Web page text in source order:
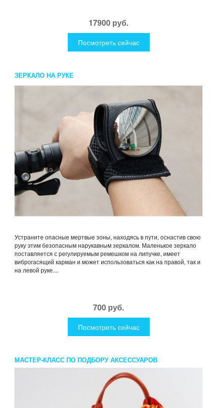
17900 руб.
Посмотреть сейчас
ЗЕРКАЛО НА РУКЕ
Устраните опасные мертвые зоны, находясь в пути, оснастив свою
руку этим безопасным нарукавным зеркалом. Маленькое зеркало
поставляется с регулируемым ремешком на липучке, имеет
виброгасящий карман и может использоваться как на правой, так и
на левой руке....
700 руб.
Посмотреть сейчас
МАСТЕР-КЛАСС ПО ПОДБОРУ АКСЕССУАРОВ